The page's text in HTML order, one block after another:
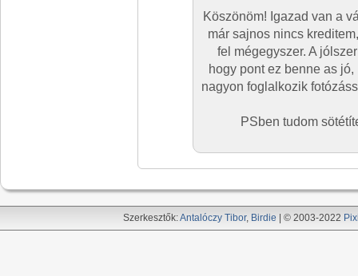
Köszönöm! Igazad van a
már sajnos nincs
fel mégegyszer. A
hogy pont ez benne as
nagyon foglalkozik
PSben tudom
Szerkesztők:Antalóczy Tibor, Birdie | © 2003-2022